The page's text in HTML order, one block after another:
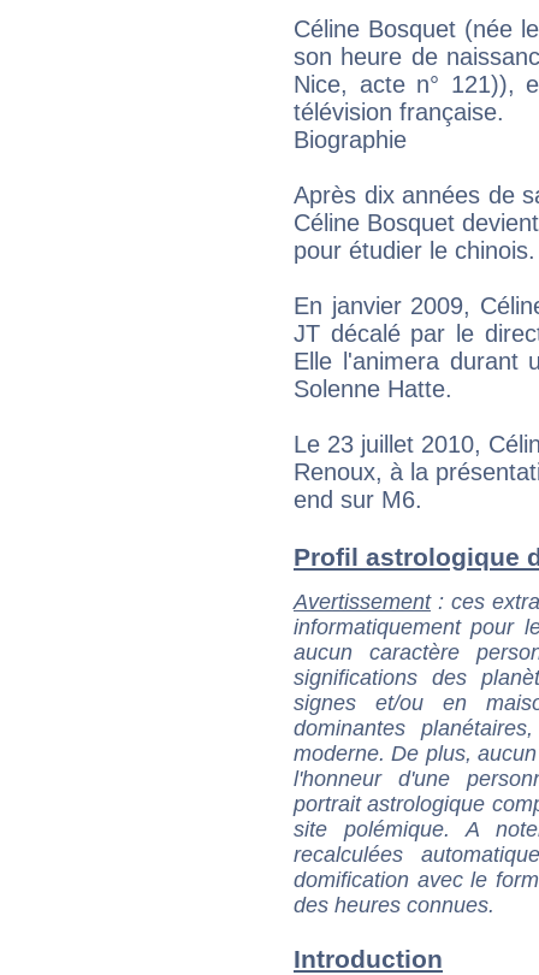
Céline Bosquet (née
son heure de
Nice, acte n° 121)),
télévision française.
Biographie
Après dix années de
Céline Bosquet
pour étudier le chinois.
En janvier 2009,
JT décalé par le
Elle l'animera durant
Solenne Hatte.
Le 23 juillet 2010,
Renoux, à la
end sur M6.
Profil astrologique
Avertissement: ces
informatiquement pour
aucun caractère
significations des
signes et/ou en
dominantes
moderne. De plus,
l'honneur d'une
portrait astrologique
site polémique. A
recalculées
domification avec le
des heures connues.
Introduction